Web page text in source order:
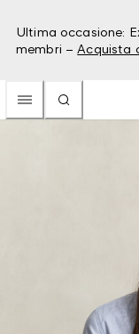
Ultima occasione:
membri – Acquista